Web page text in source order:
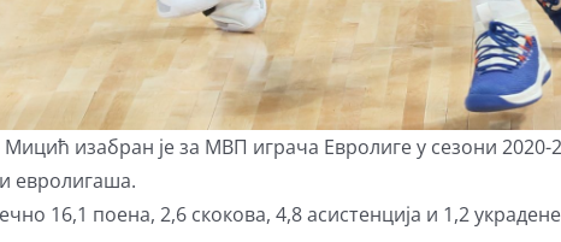
изабран је за МВП играча Евролиге у сезони 2020-
евролигаша.
16,1 поена, 2,6 скокова, 4,8 асистенција и 1,2